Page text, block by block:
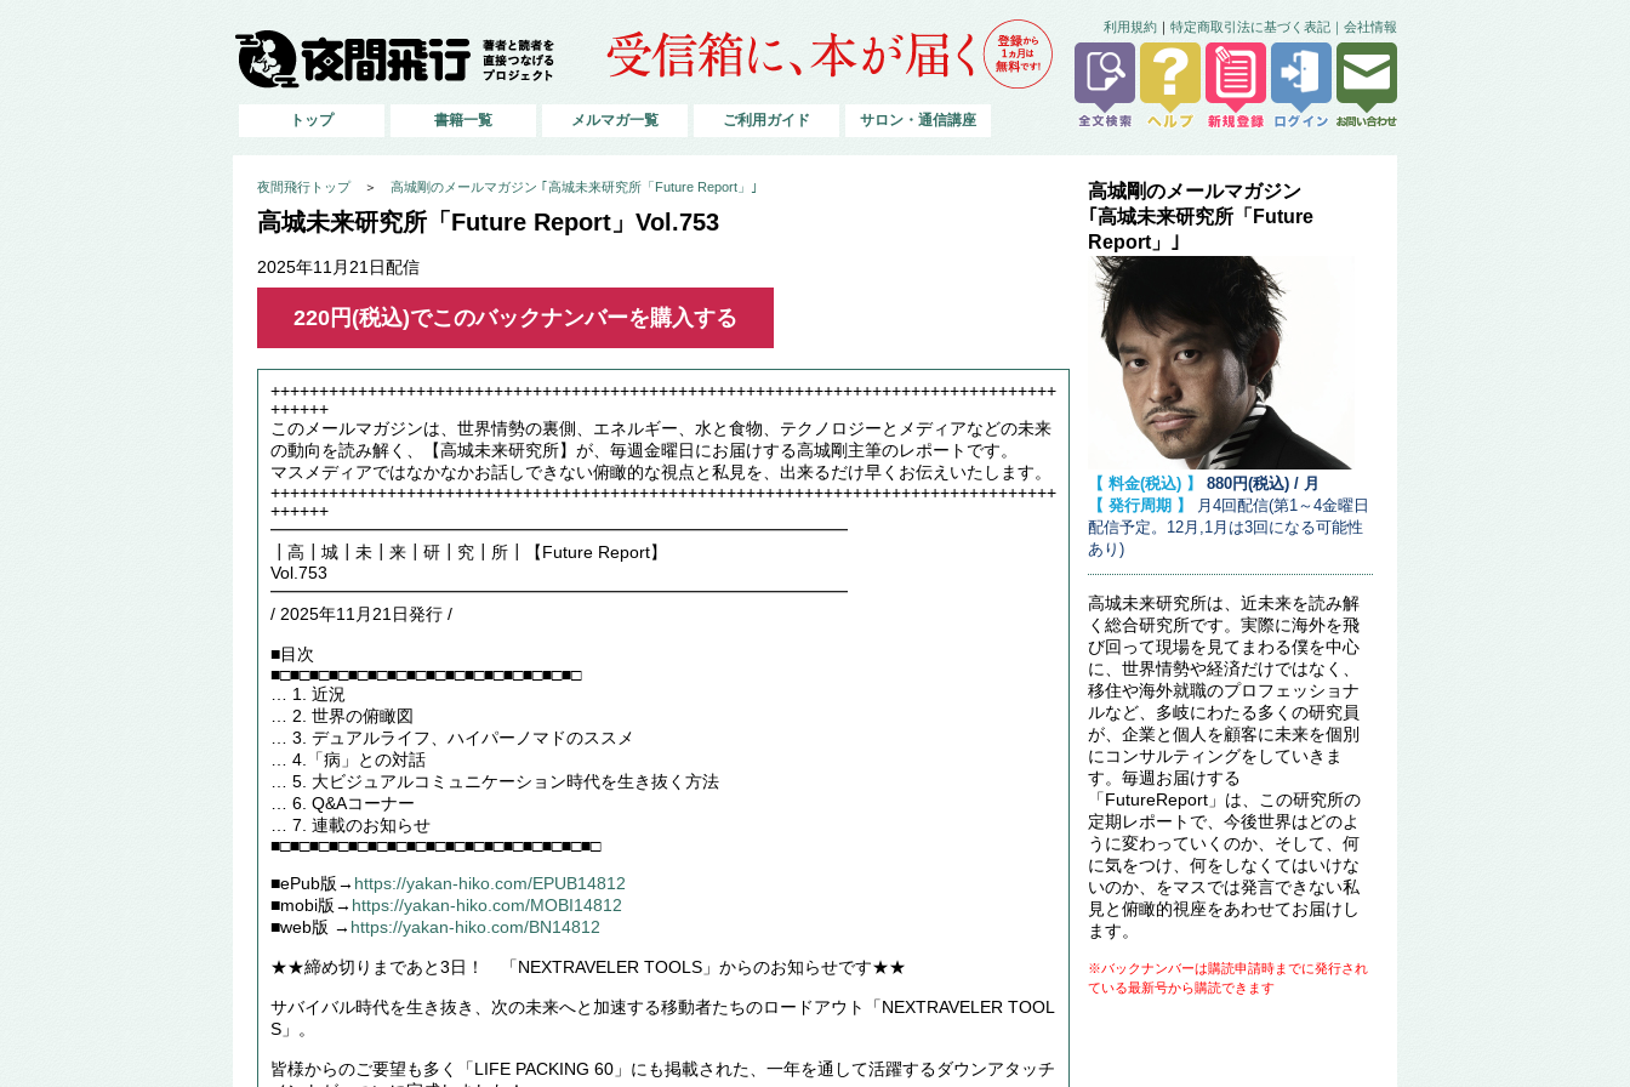
利用規約 ｜ 特定商取引法に基づく表記｜ 会社情報
トップ 書籍一覧 メルマガ一覧 ご利用ガイド サロン・通信講座
夜間飛行トップ＞ 高城剛のメールマガジン ｢高城未来研究所「Future Report」｣
高城未来研究所「Future Report」Vol.753
2025年11月21日配信
220円(税込)でこのバックナンバーを購入する
+++++++++++++++++++++++++++++++++++++++++++++++++++++++++++++++++++++++++++++++++
++++++
このメールマガジンは、世界情勢の裏側、エネルギー、水と食物、テクノロジーとメディアなどの未来
の動向を読み解く、【高城未来研究所】が、毎週金曜日にお届けする高城剛主筆のレポートです。
マスメディアではなかなかお話しできない俯瞰的な視点と私見を、出来るだけ早くお伝えいたします。
+++++++++++++++++++++++++++++++++++++++++++++++++++++++++++++++++++++++++++++++++
++++++
━━━━━━━━━━━━━━━━━━━━━━━━━━━━━━━━━━
┃高┃城┃未┃来┃研┃究┃所┃【Future Report】
Vol.753
━━━━━━━━━━━━━━━━━━━━━━━━━━━━━━━━━━
/ 2025年11月21日発行 /
■目次
■□■□■□■□■□■□■□■□■□■□■□■□■□■□■□■□
… 1. 近況
… 2. 世界の俯瞰図
… 3. デュアルライフ、ハイパーノマドのススメ
… 4.「病」との対話
… 5. 大ビジュアルコミュニケーション時代を生き抜く方法
… 6. Q&Aコーナー
… 7. 連載のお知らせ
■□■□■□■□■□■□■□■□■□■□■□■□■□■□■□■□■□
■ePub版→ https://yakan-hiko.com/EPUB14812
■mobi版→ https://yakan-hiko.com/MOBI14812
■web版 → https://yakan-hiko.com/BN14812
★★締め切りまであと3日！ 「NEXTRAVELER TOOLS」からのお知らせです★★
サバイバル時代を生き抜き、次の未来へと加速する移動者たちのロードアウト「NEXTRAVELER TOOL
S」。
皆様からのご要望も多く「LIFE PACKING 60」にも掲載された、一年を通して活躍するダウンアタッチ
高城剛のメールマガジン
｢高城未来研究所「Future
Report」｣
【 料金(税込) 】
880円(税込) / 月
【 発行周期 】
月4回配信(第1～4金曜日
配信予定。12月,1月は3回になる可能性
あり)
高城未来研究所は、近未来を読み解
く総合研究所です。実際に海外を飛
び回って現場を見てまわる僕を中心
に、世界情勢や経済だけではなく、
移住や海外就職のプロフェッショナ
ルなど、多岐にわたる多くの研究員
が、企業と個人を顧客に未来を個別
にコンサルティングをしていきま
す。毎週お届けする
「FutureReport」は、この研究所の
定期レポートで、今後世界はどのよ
うに変わっていくのか、そして、何
に気をつけ、何をしなくてはいけな
いのか、をマスでは発言できない私
見と俯瞰的視座をあわせてお届けし
ます。
※バックナンバーは購読申請時までに発行され
ている最新号から購読できます